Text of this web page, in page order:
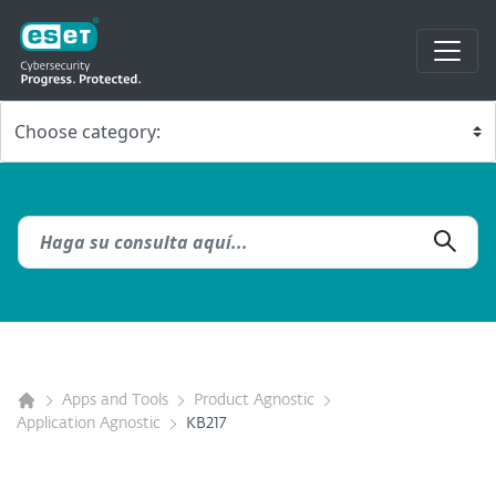
Apps and Tools
Product Agnostic
Application Agnostic
KB217